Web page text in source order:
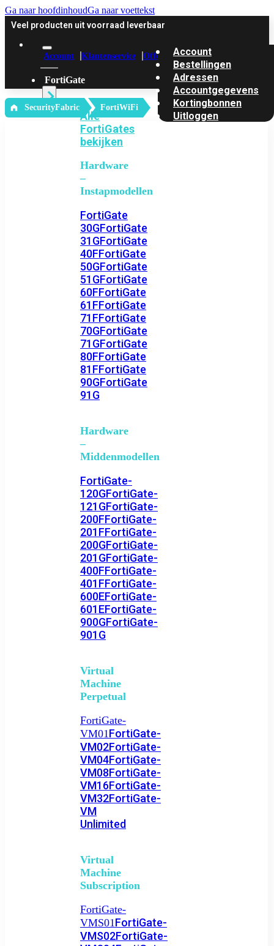
Ga naar hoofdinhoudGa naar voettekst
Veel producten uit voorraad leverbaar
Account Klantenservice Offerte
FortiGate
Alle
FortiGates
bekijken
Hardware
–
Instapmodellen
FortiGate
30GFortiGate
31GFortiGate
40FFortiGate
50GFortiGate
51GFortiGate
60FFortiGate
61FFortiGate
71FFortiGate
70GFortiGate
71GFortiGate
80FFortiGate
81FFortiGate
90GFortiGate
91G
Hardware
–
Middenmodellen
FortiGate-
120GFortiGate-
121GFortiGate-
200FFortiGate-
201FFortiGate-
200GFortiGate-
201GFortiGate-
400FFortiGate-
401FFortiGate-
600EFortiGate-
601EFortiGate-
900GFortiGate-
901G
Virtual
Machine
Perpetual
FortiGate-
VM01FortiGate-
VM02FortiGate-
VM04FortiGate-
VM08FortiGate-
VM16FortiGate-
VM32FortiGate-
VM
Unlimited
Virtual
Machine
Subscription
FortiGate-
VMS01FortiGate-
VMS02FortiGate-
Account
Bestellingen
Adressen
Accountgegevens
Kortingbonnen
Uitloggen
‎ SecurityFabric FortiWiFi